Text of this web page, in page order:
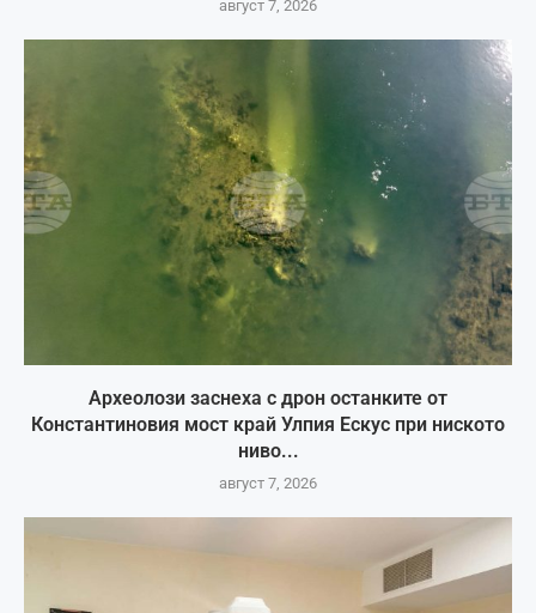
август 7, 2026
Археолози заснеха с дрон останките от
Константиновия мост край Улпия Ескус при ниското
ниво...
август 7, 2026